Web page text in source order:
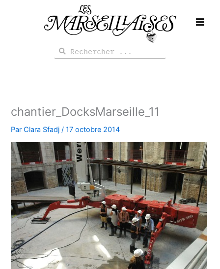
Rechercher
Rechercher
chantier_DocksMarseille_11
ParClara Sfadj /17 octobre 2014